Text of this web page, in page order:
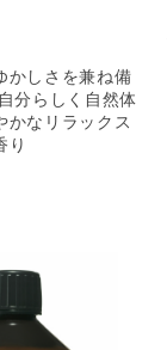
かしさを兼ね備
分らしく自然体
かなリラックス
り